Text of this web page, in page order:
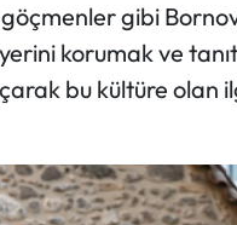
gibi
korumak ve
bu kültüre olan